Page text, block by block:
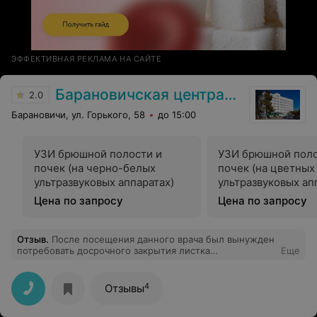
ЭФФЕКТИВНАЯ РЕКЛАМА НА САЙТЕ
2.0 Барановичская центральная поликлиника
Барановичи, ул. Горького, 58 до 15:00
УЗИ брюшной полости и
почек (на черно-белых
ультразвуковых аппаратах)
Цена по запросу
УЗИ брюшной
почек (на
ультразвуковых
наличием
программного
Цена по запросу
Отзыв. После посещения данного врача был вынужден
потребовать досрочного закрытия листка
закрыт на вторые сутки) по причине хамского, грубого
и неуважительного отношения к пациенту. С первого
приема и врач, и медсестра вели себя непонятно и
грубо (время операции назначили на 8.30, но
Еще
Отзывы4